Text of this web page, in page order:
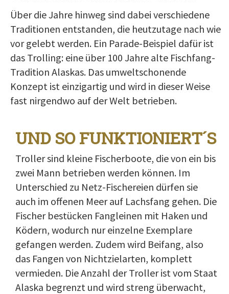
Über die Jahre hinweg sind dabei verschiedene
Traditionen entstanden, die heutzutage nach wie
vor gelebt werden. Ein Parade-Beispiel dafür ist
das Trolling: eine über 100 Jahre alte Fischfang-
Tradition Alaskas. Das umweltschonende
Konzept ist einzigartig und wird in dieser Weise
fast nirgendwo auf der Welt betrieben.
UND SO FUNKTIONIERT´S
Troller sind kleine Fischerboote, die von ein bis
zwei Mann betrieben werden können. Im
Unterschied zu Netz-Fischereien dürfen sie
auch im offenen Meer auf Lachsfang gehen. Die
Fischer bestücken Fangleinen mit Haken und
Ködern, wodurch nur einzelne Exemplare
gefangen werden. Zudem wird Beifang, also
das Fangen von Nichtzielarten, komplett
vermieden. Die Anzahl der Troller ist vom Staat
Alaska begrenzt und wird streng überwacht,